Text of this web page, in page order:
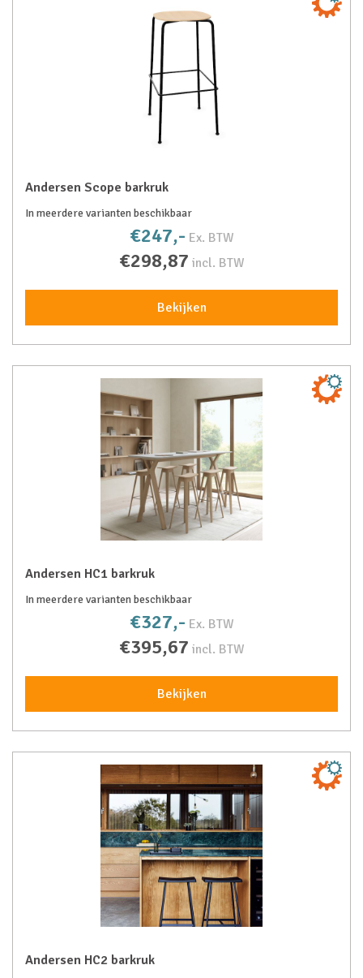
Andersen Scope barkruk
In meerdere varianten beschikbaar
€247,- Ex. BTW
€298,87 incl. BTW
Bekijken
Andersen HC1 barkruk
In meerdere varianten beschikbaar
€327,- Ex. BTW
€395,67 incl. BTW
Bekijken
Andersen HC2 barkruk